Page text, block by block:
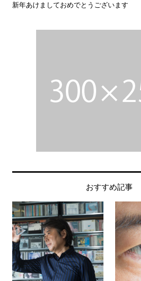
新年あけましておめでとうございます
おすすめ記事